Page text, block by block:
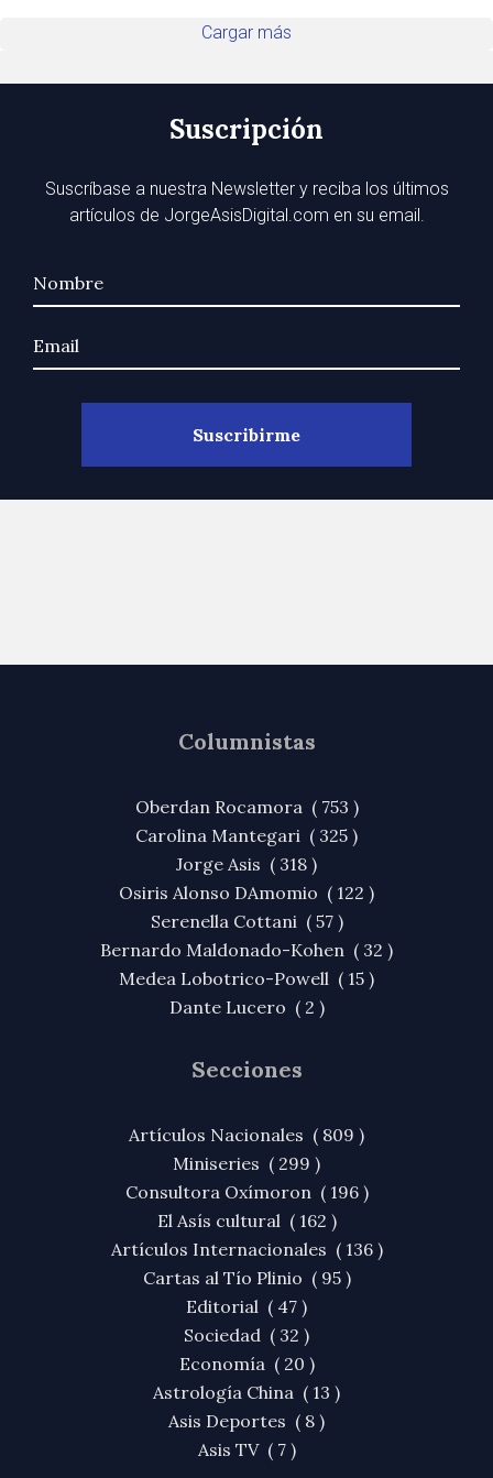
Cargar más
Suscripción
Suscríbase a nuestra Newsletter y reciba los últimos
artículos de JorgeAsisDigital.com en su email.
Columnistas
Oberdan Rocamora ( 753 )
Carolina Mantegari ( 325 )
Jorge Asis ( 318 )
Osiris Alonso DAmomio ( 122 )
Serenella Cottani ( 57 )
Bernardo Maldonado-Kohen ( 32 )
Medea Lobotrico-Powell ( 15 )
Dante Lucero ( 2 )
Secciones
Artículos Nacionales ( 809 )
Miniseries ( 299 )
Consultora Oxímoron ( 196 )
El Asís cultural ( 162 )
Artículos Internacionales ( 136 )
Cartas al Tío Plinio ( 95 )
Editorial ( 47 )
Sociedad ( 32 )
Economía ( 20 )
Astrología China ( 13 )
Asis Deportes ( 8 )
Asis TV ( 7 )